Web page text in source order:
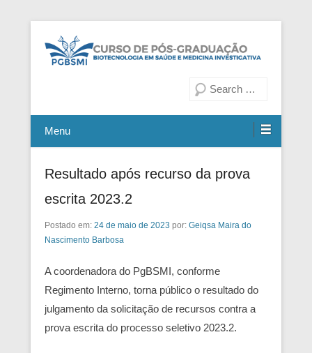
Curso de Pós-Graduação em
Medicina Investigativa
Menu
Resultado após recurso da prova
escrita 2023.2
Postado em: 24 de maio de 2023 por: Geiqsa Maira do
Nascimento Barbosa
A coordenadora do PgBSMI, conforme
Regimento Interno, torna público o resultado do
julgamento da solicitação de recursos contra a
prova escrita do processo seletivo 2023.2.